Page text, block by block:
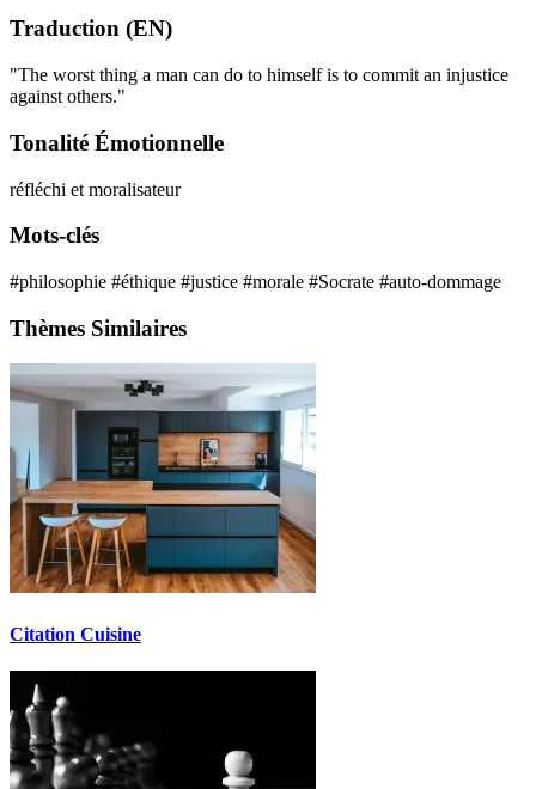
Traduction (EN)
"The worst thing a man can do to himself is to commit an injustice
against others."
Tonalité Émotionnelle
réfléchi et moralisateur
Mots-clés
#philosophie #éthique #justice #morale #Socrate #auto-dommage
Thèmes Similaires
Citation Cuisine